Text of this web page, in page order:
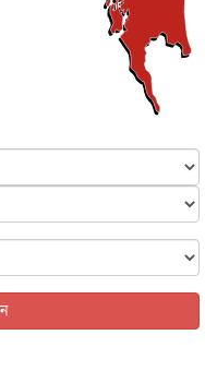
স্মৃতি জাদুঘর
৬ আগস্ট, ২০২৬
৬ আগস্ট, ২০২৬
প্রতিযোগিতায় নেমেছে :
৬ আগস্ট, ২০২৬
৬ আগস্ট, ২০২৬